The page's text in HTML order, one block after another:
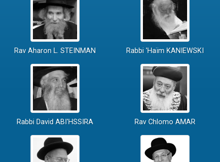
Rav Aharon L. STEINMAN Rabbi 'Haïm KANIEWSKI
Rabbi David ABI'HSSIRA Rav Chlomo AMAR